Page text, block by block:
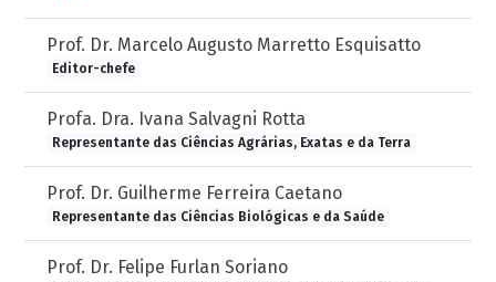
Prof. Dr. Marcelo Augusto Marretto Esquisatto
Editor-chefe
Profa. Dra. Ivana Salvagni Rotta
Representante das Ciências Agrárias, Exatas e da Terra
Prof. Dr. Guilherme Ferreira Caetano
Representante das Ciências Biológicas e da Saúde
Prof. Dr. Felipe Furlan Soriano